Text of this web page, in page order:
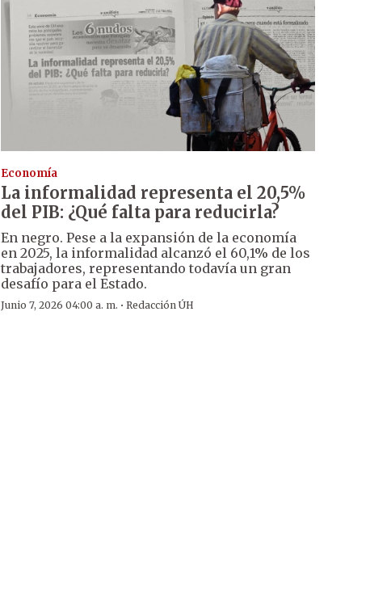
Economía
La informalidad representa el 20,5%
del PIB: ¿Qué falta para reducirla?
En negro. Pese a la expansión de la economía
en 2025, la informalidad alcanzó el 60,1% de los
trabajadores, representando todavía un gran
desafío para el Estado.
Junio 7, 2026 04:00 a. m. · Redacción ÚH